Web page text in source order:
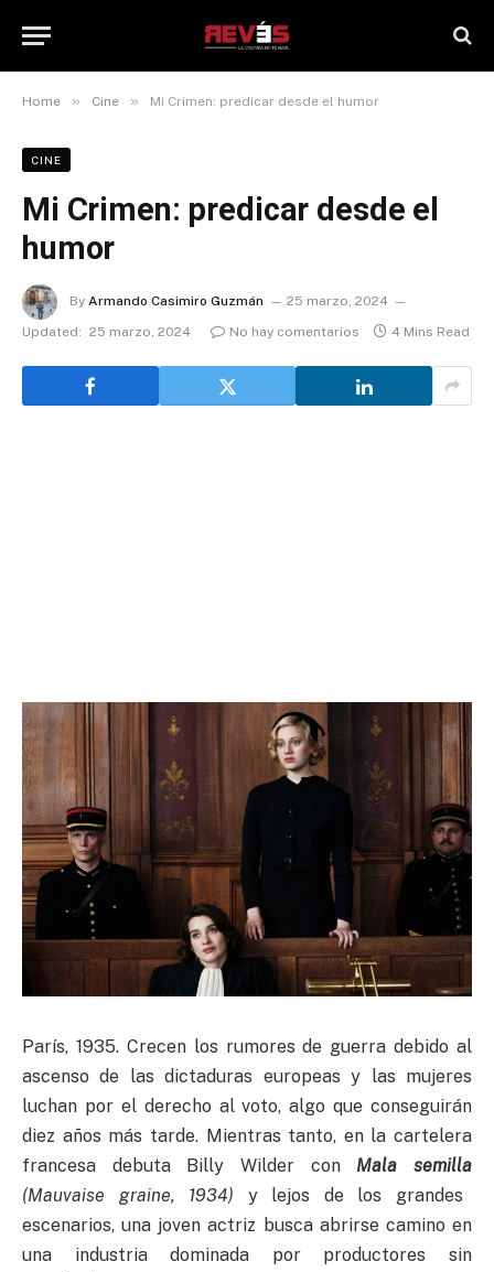
Home » Cine » Mi Crimen: predicar desde el humor
CINE
Mi Crimen: predicar desde el
humor
By Armando Casimiro Guzmán
25 marzo, 2024
Updated: 25 marzo, 2024 No hay comentarios 4 Mins Read
París, 1935. Crecen los rumores de guerra debido al
ascenso de las dictaduras europeas y las mujeres
luchan por el derecho al voto, algo que conseguirán
diez años más tarde. Mientras tanto, en la cartelera
francesa debuta Billy Wilder con Mala semilla
(Mauvaise graine, 1934) y lejos de los grandes
escenarios, una joven actriz busca abrirse camino en
una industria dominada por productores sin